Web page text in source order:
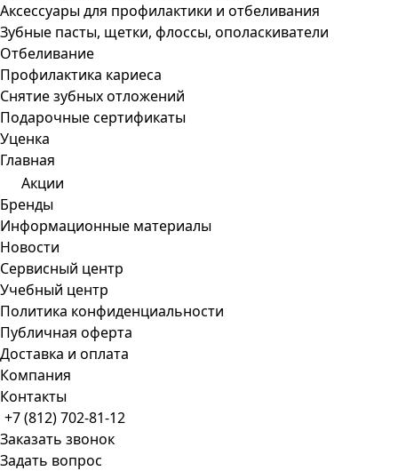
Аксессуары для профилактики и отбеливания
Зубные пасты, щетки, флоссы, ополаскиватели
Отбеливание
Профилактика кариеса
Снятие зубных отложений
Подарочные сертификаты
Уценка
Главная
Акции
Бренды
Информационные материалы
Новости
Сервисный центр
Учебный центр
Политика конфиденциальности
Публичная оферта
Доставка и оплата
Компания
Контакты
+7 (812) 702-81-12
Заказать звонок
Задать вопрос